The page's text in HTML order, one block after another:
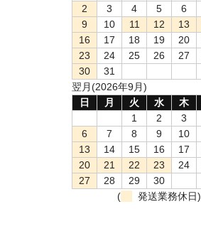
2
3 4 5 6
9
10 11 12 13
16
17 18 19 20
23
24 25 26 27
30
31
翌月(2026年9月)
日
月 火 水 木
1
2 3
6
7 8 9 10
13
14 15 16 17
20
21 22 23 24
27
28 29
30
(
発送業務休日)